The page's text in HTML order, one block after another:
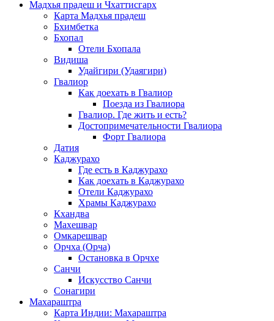
Мадхья прадеш и Чхаттисгарх
Карта Мадхья прадеш
Бхимбетка
Бхопал
Отели Бхопала
Видиша
Удайгири (Удаягири)
Гвалиор
Как доехать в Гвалиор
Поезда из Гвалиора
Гвалиор. Где жить и есть?
Достопримечательности Гвалиора
Форт Гвалиора
Датия
Каджурахо
Где есть в Каджурахо
Как доехать в Каджурахо
Отели Каджурахо
Храмы Каджурахо
Кхандва
Махешвар
Омкарешвар
Орчха (Орча)
Остановка в Орчхе
Санчи
Искусство Санчи
Сонагири
Махараштра
Карта Индии: Махараштра